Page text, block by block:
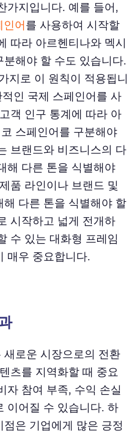
가지입니다. 예를 들어,
인어를 사용하여 시작할
따라 아르헨티나와 멕시
해야 할 수도 있습니다.
지로 이 원칙이 적용됩니
인 국제 스페인어를 사
객 인구 통계에 따라 아
스페인어를 구분해야
브랜드와 비즈니스의 다
해 다른 톤을 식별해야
품 라인이나 브랜드 및
다른 톤을 식별해야 할
시작하고 넓게 전개하
수 있는 대화형 프레임
매우 중요합니다.
로운 시장으로의 전환
츠를 지역화할 때 중요
자 참여 부족, 수익 손실
이어질 수 있습니다. 하
은 기업에게 많은 긍정